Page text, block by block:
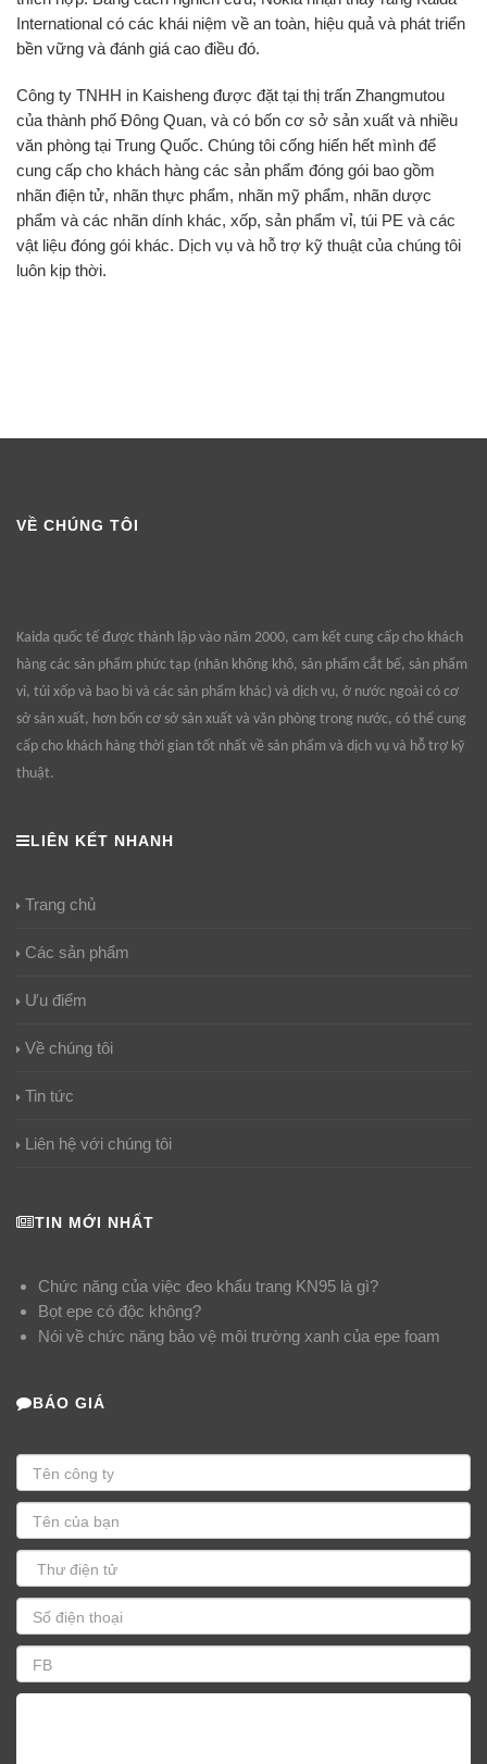
International có các khái niệm về an toàn, hiệu quả và phát triển
bền vững và đánh giá cao điều đó.
Công ty TNHH in Kaisheng được đặt tại thị trấn Zhangmutou
của thành phố Đông Quan, và có bốn cơ sở sản xuất và nhiều
văn phòng tại Trung Quốc. Chúng tôi cống hiến hết mình để
cung cấp cho khách hàng các sản phẩm đóng gói bao gồm
nhãn điện tử, nhãn thực phẩm, nhãn mỹ phẩm, nhãn dược
phẩm và các nhãn dính khác, xốp, sản phẩm vỉ, túi PE và các
vật liệu đóng gói khác. Dịch vụ và hỗ trợ kỹ thuật của chúng tôi
luôn kịp thời.
VỀ CHÚNG TÔI
Kaida quốc tế được thành lập vào năm 2000, cam kết cung cấp cho khách
hàng các sản phẩm phức tạp (nhãn không khô, sản phẩm cắt bế, sản phẩm
vỉ, túi xốp và bao bì và các sản phẩm khác) và dịch vụ, ở nước ngoài có cơ
sở sản xuất, hơn bốn cơ sở sản xuất và văn phòng trong nước, có thể cung
cấp cho khách hàng thời gian tốt nhất về sản phẩm và dịch vụ và hỗ trợ kỹ
thuật.
LIÊN KẾT NHANH
Trang chủ
Các sản phẩm
Ưu điểm
Về chúng tôi
Tin tức
Liên hệ với chúng tôi
TIN MỚI NHẤT
Chức năng của việc đeo khẩu trang KN95 là gì?
Bọt epe có độc không?
Nói về chức năng bảo vệ môi trường xanh của epe foam
BÁO GIÁ